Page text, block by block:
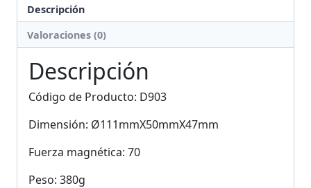
Descripción
Valoraciones (0)
Descripción
Código de Producto: D903
Dimensión: Ø111mmX50mmX47mm
Fuerza magnética: 70
Peso: 380g